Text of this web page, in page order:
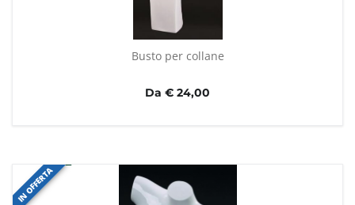
Busto per collane
Da € 24,00
IN OFFERTA